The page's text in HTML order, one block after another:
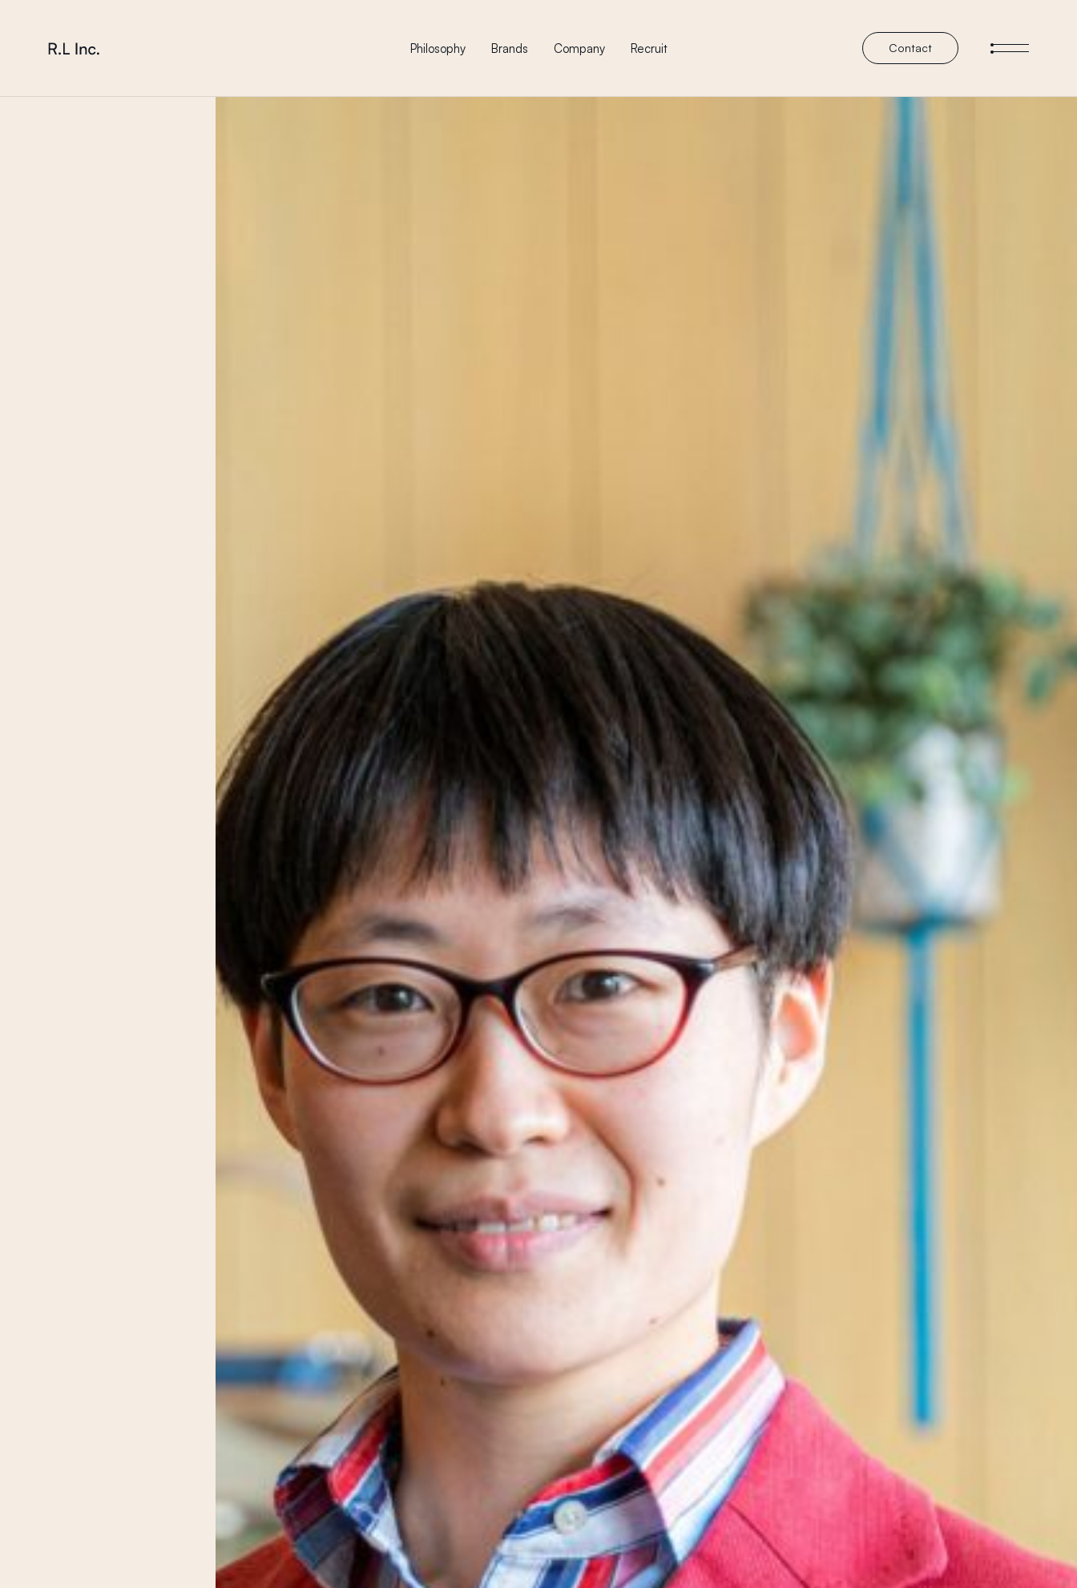
株式会社 エール・エル Philosophy Brands Company Recruit Contact